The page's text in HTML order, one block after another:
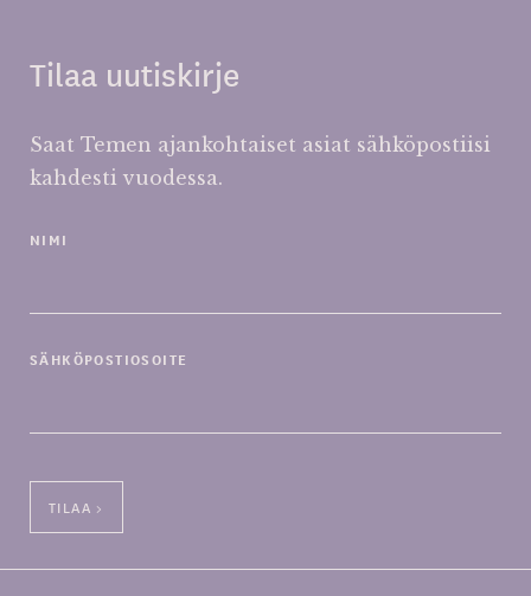
Tilaa uutiskirje
Saat Temen ajankohtaiset asiat sähköpostiisi
kahdesti vuodessa.
NIMI
SÄHKÖPOSTIOSOITE